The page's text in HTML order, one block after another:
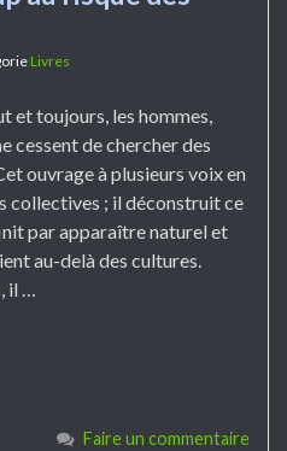
Livres
et toujours, les hommes,
cessent de chercher des
ouvrage à plusieurs voix en
collectives ; il déconstruit ce
par apparaître naturel et
au-delà des cultures.
il …
Faire un commentaire